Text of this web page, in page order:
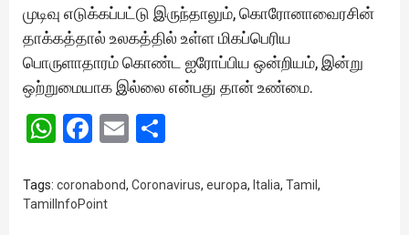
முடிவு எடுக்கப்பட்டு இருந்தாலும், கொரோனாவைரசின்
தாக்கத்தால் உலகத்தில் உள்ள மிகப்பெரிய
பொருளாதாரம் கொண்ட ஐரோப்பிய ஒன்றியம், இன்று
ஒற்றுமையாக இல்லை என்பது தான் உண்மை.
WhatsApp
Facebook
Email
Tags: coronabond, Coronavirus, europa, Italia, Tamil ,
TamilInfoPoint